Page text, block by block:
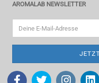
AROMALAB NEWSLETTER